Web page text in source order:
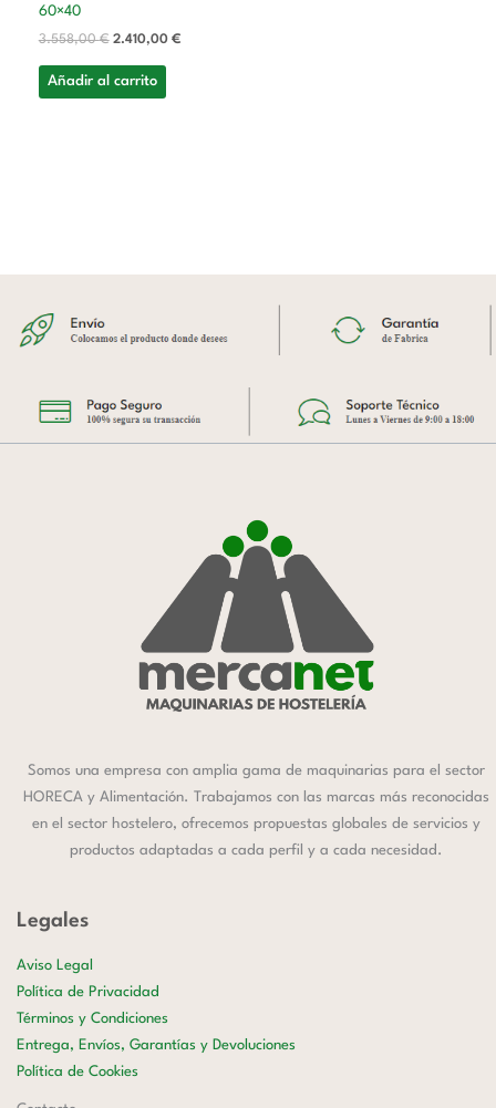
60×40
3.558,00€ 2.410,00 €
Añadir al carrito
Somos una empresa con amplia gama de maquinarias para el sector
HORECA y Alimentación. Trabajamos con las marcas más reconocidas
en el sector hostelero, ofrecemos propuestas globales de servicios y
productos adaptadas a cada perfil y a cada necesidad.
Legales
Aviso Legal
Política de Privacidad
Términos y Condiciones
Entrega, Envíos, Garantías y Devoluciones
Política de Cookies